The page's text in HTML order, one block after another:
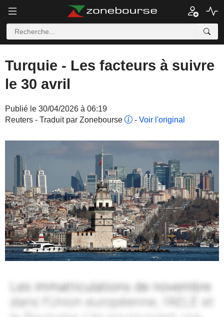
Turquie - Les facteurs à suivre
le 30 avril
Publié le 30/04/2026 à 06:19
Reuters - Traduit par Zonebourse
- Voir l'original